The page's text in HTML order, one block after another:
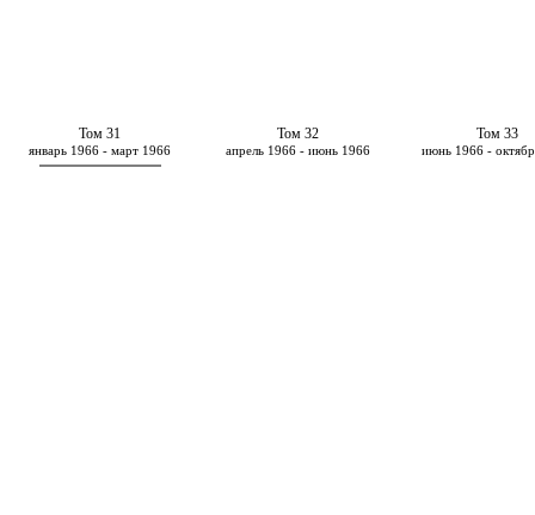
Том 31
январь 1966 - март 1966
Том 32
апрель 1966 - июнь 1966
Том 33
июнь 1966 -